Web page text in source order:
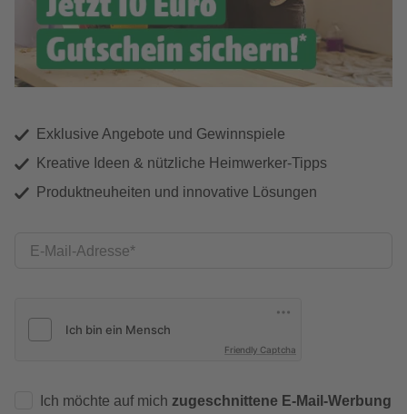
Exklusive Angebote und Gewinnspiele
Kreative Ideen & nützliche Heimwerker-Tipps
Produktneuheiten und innovative Lösungen
E-Mail-Adresse
Friendly Captcha
Ich möchte auf mich zugeschnittene E-Mail-Werbung